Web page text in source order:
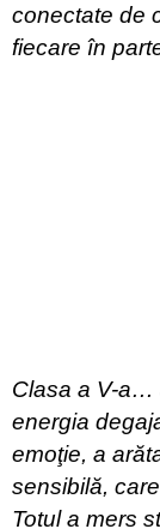
conectate de
fiecare în
Clasa a V-a…
energia
emoţie, a
sensibilă,
Totul a mers